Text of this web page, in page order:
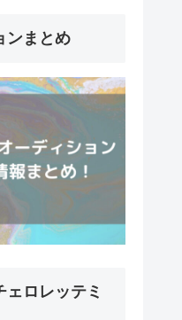
ンまとめ
ロレッテミ